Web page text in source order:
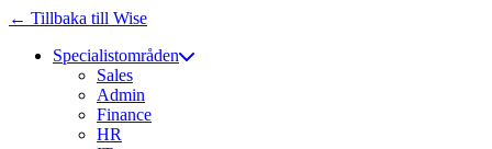
← Tillbaka till Wise
Specialistområden
Sales
Admin
Finance
HR